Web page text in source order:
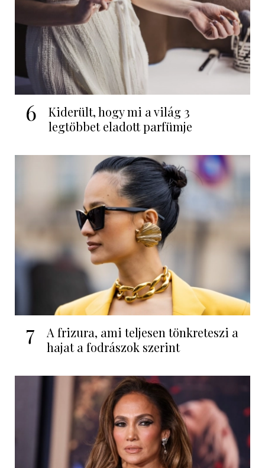
6
Kiderült, hogy mi a világ 3
legtöbbet eladott parfümje
7
A frizura, ami teljesen tönkreteszi a
hajat a fodrászok szerint